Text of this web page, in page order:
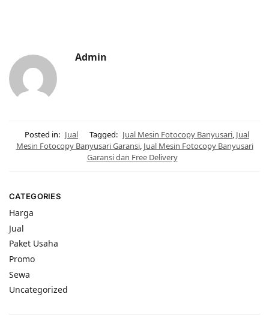
Admin
Posted in: Jual Tagged: Jual Mesin Fotocopy Banyusari, Jual
Mesin Fotocopy Banyusari Garansi, Jual Mesin Fotocopy Banyusari
Garansi dan Free Delivery
CATEGORIES
Harga
Jual
Paket Usaha
Promo
Sewa
Uncategorized